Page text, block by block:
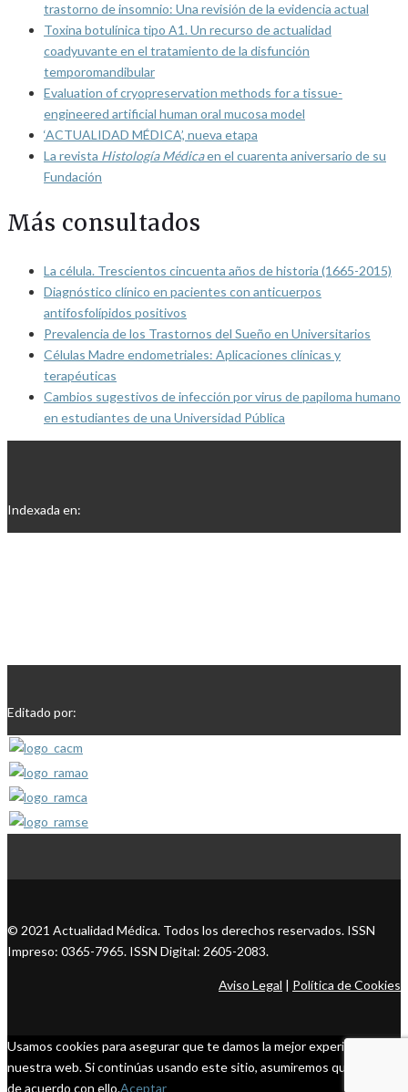
trastorno de insomnio: Una revisión de la evidencia actual
Toxina botulínica tipo A1. Un recurso de actualidad
coadyuvante en el tratamiento de la disfunción
temporomandibular
Evaluation of cryopreservation methods for a tissue-
engineered artificial human oral mucosa model
‘ACTUALIDAD MÉDICA’, nueva etapa
La revista Histología Médicaen el cuarenta aniversario de su
Fundación
Más consultados
La célula. Trescientos cincuenta años de historia (1665-2015)
Diagnóstico clínico en pacientes con anticuerpos
antifosfolípidos positivos
Prevalencia de los Trastornos del Sueño en Universitarios
Células Madre endometriales: Aplicaciones clínicas y
terapéuticas
Cambios sugestivos de infección por virus de papiloma humano
en estudiantes de una Universidad Pública
Indexada en:
Editado por:
© 2021 Actualidad Médica. Todos los derechos reservados. ISSN
Impreso: 0365-7965. ISSN Digital: 2605-2083.
Aviso Legal | Política de Cookies
Usamos cookies para asegurar que te damos la mejor experiencia en
nuestra web. Si continúas usando este sitio, asumiremos que estás
de acuerdo con ello.Aceptar